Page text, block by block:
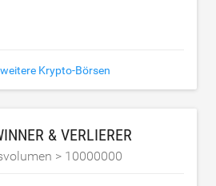
Krypto-Börsen
& VERLIERER
> 10000000